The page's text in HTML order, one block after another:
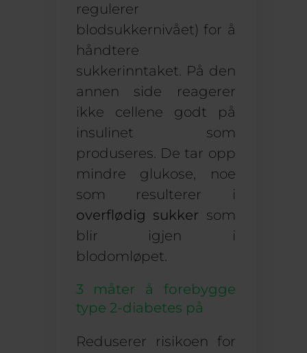
regulerer
blodsukkernivået) for å
håndtere
sukkerinntaket. På den
annen side reagerer
ikke cellene godt på
insulinet som
produseres. De tar opp
mindre glukose, noe
som resulterer i
overflødig sukker som
blir igjen i
blodomløpet.
3 måter å forebygge
type 2-diabetes på
Reduserer risikoen for